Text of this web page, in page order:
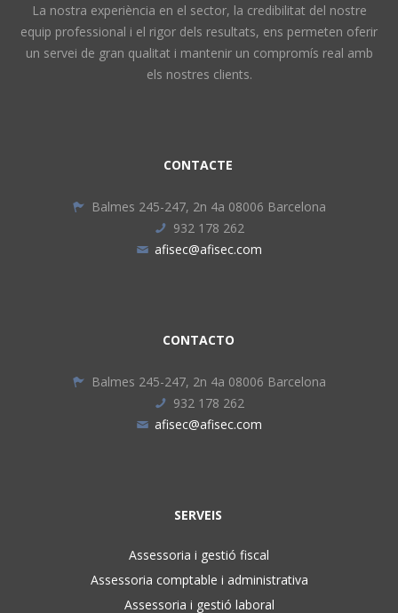
La nostra experiència en el sector, la credibilitat del nostre
equip professional i el rigor dels resultats, ens permeten oferir
un servei de gran qualitat i mantenir un compromís real amb
els nostres clients.
CONTACTE
Balmes 245-247, 2n 4a 08006 Barcelona
932 178 262
afisec@afisec.com
CONTACTO
Balmes 245-247, 2n 4a 08006 Barcelona
932 178 262
afisec@afisec.com
SERVEIS
Assessoria i gestió fiscal
Assessoria comptable i administrativa
Assessoria i gestió laboral